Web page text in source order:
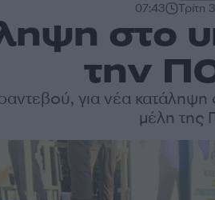
07:43 Τρίτη
στο
την
για νέα
μέλη